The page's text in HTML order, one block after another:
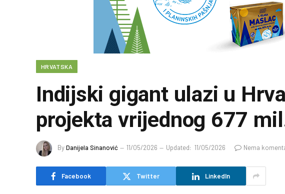
HRVATSKA
Indijski gigant ulazi u
projekta vrijednog 677
ByDanijela Sinanović 11/05/2026 Updated: 11/05/2026 Nema
Facebook Twitter LinkedIn